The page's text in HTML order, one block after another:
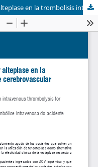
Comparación entre tenecteplase y alteplase en la trombolisis intravenosa del ataque cerebrovascular isquémico